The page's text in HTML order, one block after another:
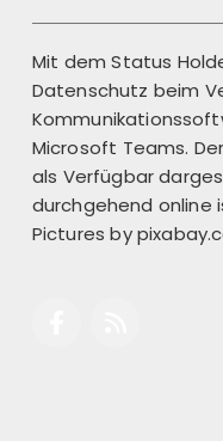
Mit dem Status
Datenschutz beim
Microsoft Teams.
als Verfügbar
durchgehend online
Pictures by